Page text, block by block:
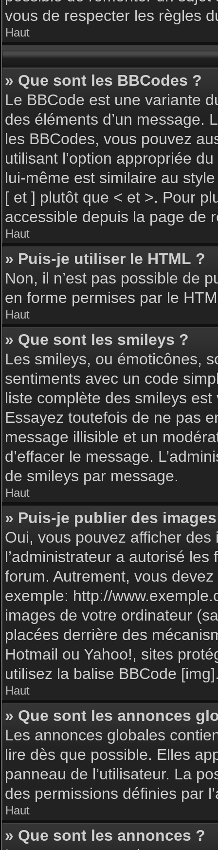
vous de respecter les règles
Haut
» Que sont les BBCodes ?
Le BBCode est une variante
des éléments d’un message.
les BBCodes, vous pouvez
utilisant l’option appropriée
lui-même est similaire au
[ et ] plutôt que < et >. Pour
accessible depuis la page de
Haut
» Puis-je utiliser le HTML ?
Non, il n’est pas possible de
en forme permises par le
Haut
» Que sont les smileys ?
Les smileys, ou émoticônes,
sentiments avec un code
liste complète des smileys
Essayez toutefois de ne pas
message illisible et un
d’effacer le message.
de smileys par message.
Haut
» Puis-je publier des
Oui, vous pouvez afficher
l’administrateur a autorisé
forum. Autrement, vous
exemple: http://
images de votre ordinateur
placées derrière des
Hotmail ou Yahoo!, sites
utilisez la balise BBCode
Haut
» Que sont les annonces
Les annonces globales
lire dès que possible. Elles
panneau de l’utilisateur. La
des permissions définies par
Haut
» Que sont les annonces ?